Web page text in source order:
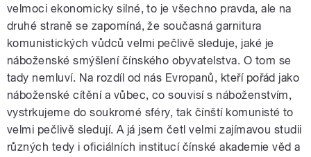
velmoci ekonomicky silné, to je všechno pravda, ale na
druhé straně se zapomíná, že současná garnitura
komunistických vůdců velmi pečlivě sleduje, jaké je
náboženské smýšlení čínského obyvatelstva. O tom se
tady nemluví. Na rozdíl od nás Evropanů, kteří pořád jako
náboženské cítění a vůbec, co souvisí s náboženstvím,
vystrkujeme do soukromé sféry, tak čínští komunisté to
velmi pečlivě sledují. A já jsem četl velmi zajímavou studii
různých tedy i oficiálních institucí čínské akademie věd a